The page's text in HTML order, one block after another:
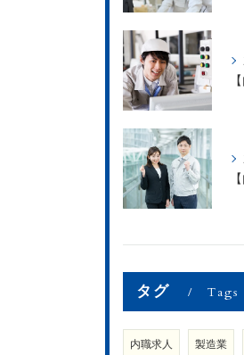
タグ Tags
内職求人 製造業